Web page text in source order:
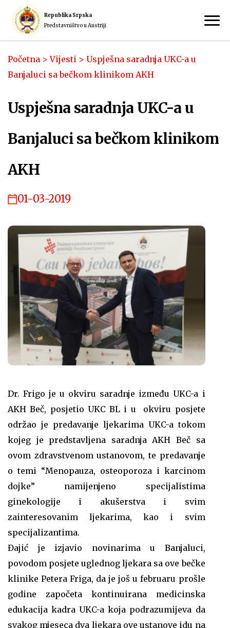
Republika Srpska
Predstavništvo u Austriji
Početna >Vijesti > Uspješna saradnja UKC-a u
Banjaluci sa bečkom klinikom AKH
Uspješna saradnja UKC-a u
Banjaluci sa bečkom klinikom
AKH
01-03-2019
Dr. Frigo je u okviru saradnje između UKC-a i
AKH Beč, posjetio UKC BL i u okviru posjete
održao je predavanje ljekarima UKC-a tokom
kojeg je predstavljena saradnja AKH Beč sa
ovom zdravstvenom ustanovom, te predavanje
o temi “Menopauza, osteoporoza i karcinom
dojke” namijenjeno specijalistima
ginekologije i akušerstva i svim
zainteresovanim ljekarima, kao i svim
specijalizantima.
Đajić je izjavio novinarima u Banjaluci,
povodom posjete uglednog ljekara sa ove bečke
klinike Petera Friga, da je još u februaru prošle
godine započeta kontinuirana medicinska
edukacija kadra UKC-a koja podrazumijeva da
svakog mjeseca dva ljekara ove ustanove idu na